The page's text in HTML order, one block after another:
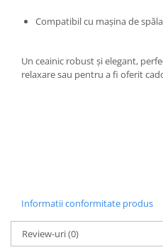
Compatibil cu mașina de
Un ceainic robust și elegant,
relaxare sau pentru a fi oferit
Informatii conformitate produs
Review-uri(0)